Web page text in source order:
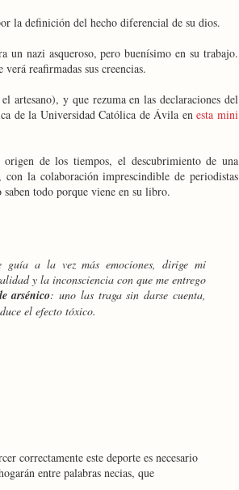
la definición del hecho diferencial de su dios.
un nazi asqueroso, pero buenísimo en su trabajo.
reafirmadas sus creencias.
artesano), y que rezuma en las declaraciones del
de la Universidad Católica de Ávila enesta mini
de los tiempos, el descubrimiento de una
la colaboración imprescindible de periodistas
todo porque viene en su libro.
a la vez más emociones, dirige mi
y la inconsciencia con que me entrego
arsénico: uno las traga sin darse cuenta,
el efecto tóxico.
correctamente este deporte es necesario
entre palabras necias, que